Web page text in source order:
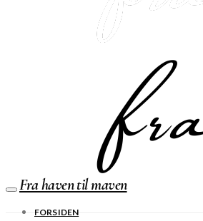
Fra haven til maven
FORSIDEN